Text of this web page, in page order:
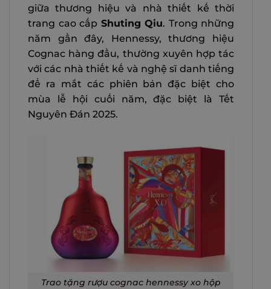
giữa thương hiệu và nhà thiết kế thời
trang cao cấp Shuting Qiu. Trong những
năm gần đây, Hennessy, thương hiệu
Cognac hàng đầu, thường xuyên hợp tác
với các nhà thiết kế và nghệ sĩ danh tiếng
để ra mắt các phiên bản đặc biệt cho
mùa lễ hội cuối năm, đặc biệt là Tết
Nguyên Đán 2025.
Trao tặng rượu cognac hennessy xo hộp